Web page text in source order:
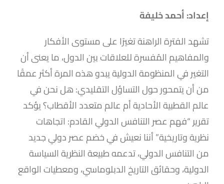
إعداد: أحمد خليفة
تشهد الفترة الراهنة تغيرًا على مستوى الأفكار
والمفاهيم المُفسرة للعلاقات بين الدول، ما يعنى أن
التغير في المنظومة الدولية يبدو هذه المرة أكثر عمقًا
من أن يتمحور حول التساؤل التقليدي: هل نحن في
عالم القطبية الأحادية أم عالم متعدد الأقطاب؟ يؤكد
تقرير “فهم عصر التنافس الدولي القادم: اتجاهات
نظرية وتاريخية” أننا نعيش في خضم عصر دولي جديد
من التنافس الدولي، تدعمه طبيعة النظرية السياسة
الدولية، وحقائق التاريخ الدبلوماسي، ومعطيات الواقع